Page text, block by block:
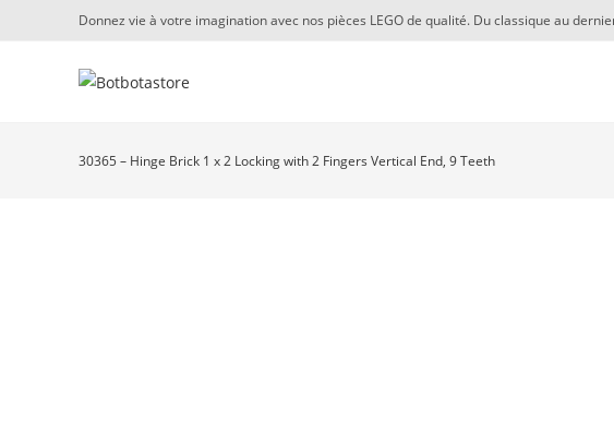
Donnez vie à votre imagination avec nos pièces LEGO de qualité. Du classique au
30365 – Hinge Brick 1 x 2 Locking with 2 Fingers Vertical End, 9 Teeth